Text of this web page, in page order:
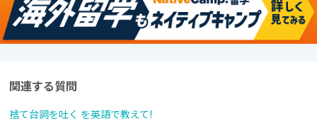
関連する質問
捨て台詞を吐く を英語で教えて!